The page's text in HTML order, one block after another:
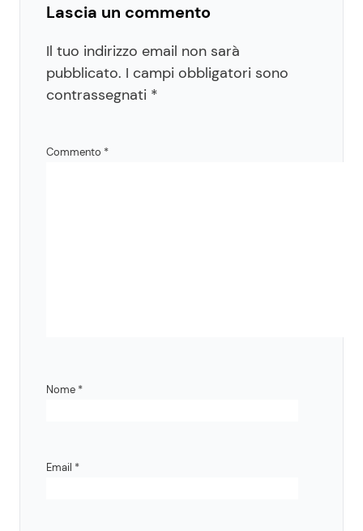
Lascia un commento
Il tuo indirizzo email non sarà
pubblicato. I campi obbligatori sono
contrassegnati *
Commento *
Nome *
Email *